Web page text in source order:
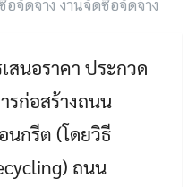
อจัดจ้าง งานจัดซื้อจัดจ้าง
สนอราคา ประกวด
รก่อสร้างถนน
กรีต (โดยวิธี
ถนน